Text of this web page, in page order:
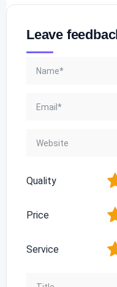
Leave
Quality
Price
Service